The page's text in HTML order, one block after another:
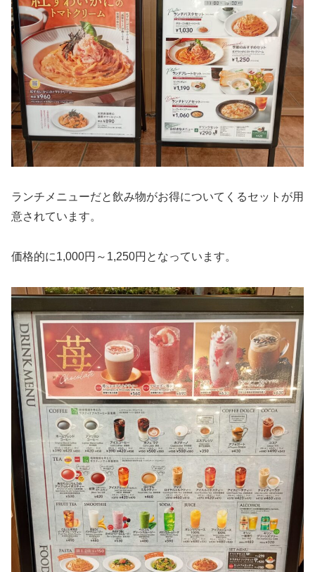
ランチメニューだと飲み物がお得についてくるセットが用
意されています。
価格的に1,000円～1,250円となっています。